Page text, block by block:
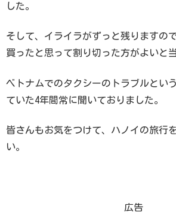
した。
そして、イライラがずっと残りますの
買ったと思って割り切った方がよいと
ベトナムでのタクシーのトラブルとい
ていた4年間常に聞いておりました。
皆さんもお気をつけて、ハノイの旅行
い。
広告